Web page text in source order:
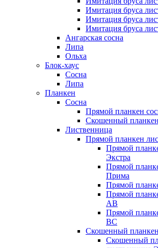
Имитация бруса
Имитация бруса
Имитация бруса
Ангарская сосна
Липа
Ольха
Блок-хаус
Сосна
Липа
Планкен
Сосна
Прямой планкен
Скошенный
Лиственница
Прямой планкен
Прямой
Экстра
Прямой
Прима
Прямой
Прямой
AB
Прямой
BC
Скошенный
Скошенный